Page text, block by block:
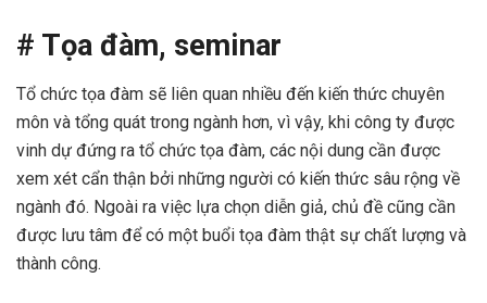
# Tọa đàm, seminar
Tổ chức tọa đàm sẽ liên quan nhiều đến kiến thức chuyên
môn và tổng quát trong ngành hơn, vì vậy, khi công ty được
vinh dự đứng ra tổ chức tọa đàm, các nội dung cần được
xem xét cẩn thận bởi những người có kiến thức sâu rộng về
ngành đó. Ngoài ra việc lựa chọn diễn giả, chủ đề cũng cần
được lưu tâm để có một buổi tọa đàm thật sự chất lượng và
thành công.